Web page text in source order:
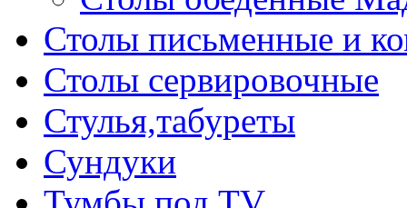
Столы письменные и
Столы сервировочные
Стулья,табуреты
Сундуки